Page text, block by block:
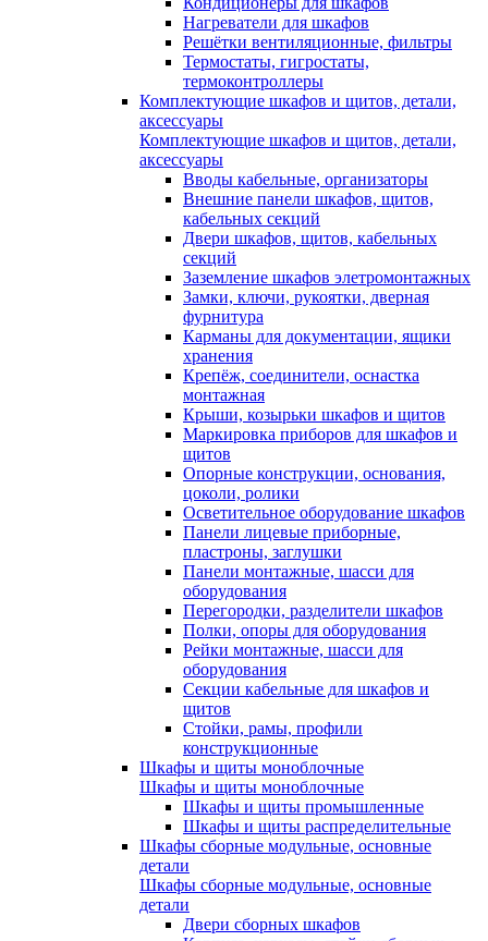
Нагреватели для шкафов
Решётки вентиляционные, фильтры
Термостаты, гигростаты,
термоконтроллеры
Комплектующие шкафов и щитов, детали,
аксессуары
Комплектующие шкафов и щитов, детали,
аксессуары
Вводы кабельные, организаторы
Внешние панели шкафов, щитов,
кабельных секций
Двери шкафов, щитов, кабельных
секций
Заземление шкафов элетромонтажных
Замки, ключи, рукоятки, дверная
фурнитура
Карманы для документации, ящики
хранения
Крепёж, соединители, оснастка
монтажная
Крыши, козырьки шкафов и щитов
Маркировка приборов для шкафов и
щитов
Опорные конструкции, основания,
цоколи, ролики
Осветительное оборудование шкафов
Панели лицевые приборные,
пластроны, заглушки
Панели монтажные, шасси для
оборудования
Перегородки, разделители шкафов
Полки, опоры для оборудования
Рейки монтажные, шасси для
оборудования
Секции кабельные для шкафов и
щитов
Стойки, рамы, профили
конструкционные
Шкафы и щиты моноблочные
Шкафы и щиты моноблочные
Шкафы и щиты промышленные
Шкафы и щиты распределительные
Шкафы сборные модульные, основные
детали
Шкафы сборные модульные, основные
детали
Двери сборных шкафов